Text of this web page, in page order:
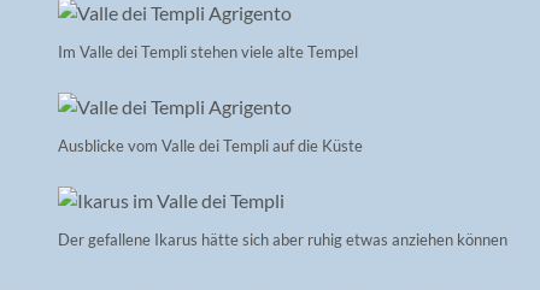
Im Valle dei Templi stehen viele alte Tempel
Ausblicke vom Valle dei Templi auf die Küste
Der gefallene Ikarus hätte sich aber ruhig etwas anziehen können